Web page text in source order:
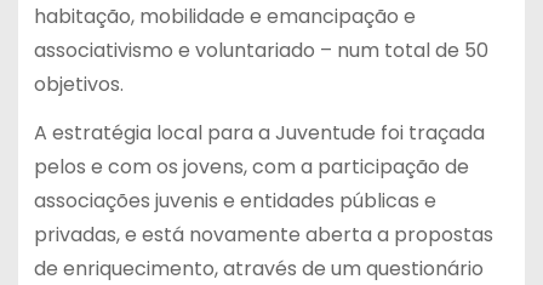
habitação, mobilidade e emancipação e
associativismo e voluntariado – num total de 50
objetivos.
A estratégia local para a Juventude foi traçada
pelos e com os jovens, com a participação de
associações juvenis e entidades públicas e
privadas, e está novamente aberta a propostas
de enriquecimento, através de um questionário